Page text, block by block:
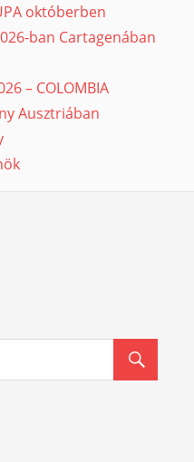
októberben
ban Cartagenában
– COLOMBIA
Ausztriában